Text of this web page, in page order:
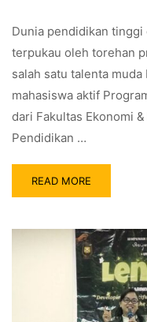
Dunia pendidikan
terpukau oleh torehan
salah satu talenta
mahasiswa aktif
dari Fakultas Ekonomi
Pendidikan …
READ MORE